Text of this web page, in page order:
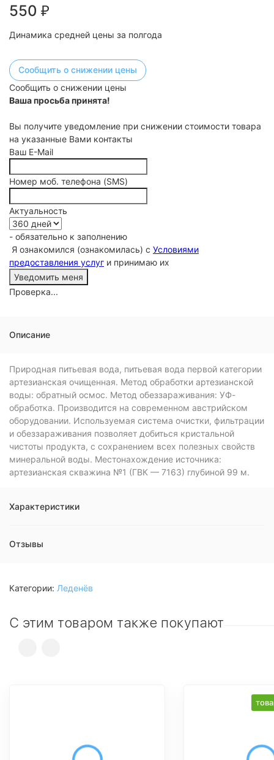
550 ₽
Динамика средней цены за полгода
Сообщить о снижении цены
Сообщить о снижении цены
Ваша просьба принята!
Вы получите уведомление при снижении стоимости товара
на указанные Вами контакты
Ваш E-Mail
Номер моб. телефона (SMS)
Актуальность
- обязательно к заполнению
Я ознакомился (ознакомилась) с Условиями
предоставления услуг и принимаю их
Проверка...
Описание
Природная питьевая вода, питьевая вода первой категории
артезианская очищенная. Метод обработки артезианской
воды: обратный осмос. Метод обеззараживания: УФ-
обработка. Производится на современном австрийском
оборудовании. Используемая система очистки, фильтрации
и обеззараживания позволяет добиться кристальной
чистоты продукта, с сохранением всех полезных свойств
минеральной воды. Местонахождение источника:
артезианская скважина №1 (ГВК — 7163) глубиной 99 м.
Характеристики
Отзывы
Категории: Леденёв
С этим товаром также покупают